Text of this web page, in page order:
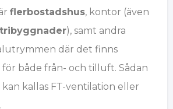
flerbostadshus, kontor (även
), samt andra
där det finns
både från- och tilluft. Sådan
kallas FT-ventilation eller